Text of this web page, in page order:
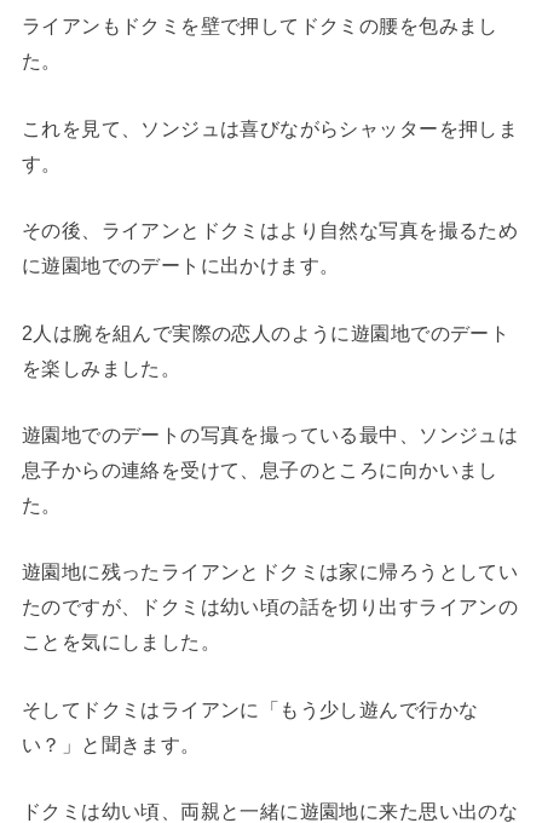
ライアンもドクミを壁で押してドクミの腰を包みまし
た。
これを見て、ソンジュは喜びながらシャッターを押しま
す。
その後、ライアンとドクミはより自然な写真を撮るため
に遊園地でのデートに出かけます。
2人は腕を組んで実際の恋人のように遊園地でのデート
を楽しみました。
遊園地でのデートの写真を撮っている最中、ソンジュは
息子からの連絡を受けて、息子のところに向かいまし
た。
遊園地に残ったライアンとドクミは家に帰ろうとしてい
たのですが、ドクミは幼い頃の話を切り出すライアンの
ことを気にしました。
そしてドクミはライアンに「もう少し遊んで行かな
い？」と聞きます。
ドクミは幼い頃、両親と一緒に遊園地に来た思い出のな